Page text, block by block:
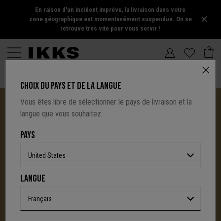
En raison d'un incident imprévu, la livraison dans votre
zone géographique est momentanément suspendue. On se
retrouve très vite pour vous servir !
UNE NOUVELLE PAGE S'ÉCRIT AVEC IKKS
C'est la fin d'une aventure : le site I.Code ferme
définitivement.Mais l'audace, la créativité
CHOIX DU PAYS ET DE LA LANGUE
Vous êtes libre de sélectionner le pays de livraison et la
langue que vous souhaitez.
PAYS
United States
LANGUE
Français